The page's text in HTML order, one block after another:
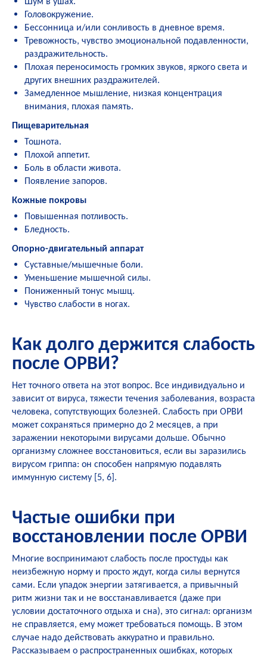
Головокружение.
Бессонница и/или сонливость в дневное время.
Тревожность, чувство эмоциональной подавленности,
раздражительность.
Плохая переносимость громких звуков, яркого света и
других внешних раздражителей.
Замедленное мышление, низкая концентрация
внимания, плохая память.
Пищеварительная
Тошнота.
Плохой аппетит.
Боль в области живота.
Появление запоров.
Кожные покровы
Повышенная потливость.
Бледность.
Опорно-двигательный аппарат
Суставные/мышечные боли.
Уменьшение мышечной силы.
Пониженный тонус мышц.
Чувство слабости в ногах.
Как долго держится слабость
после ОРВИ?
Нет точного ответа на этот вопрос. Все индивидуально и
зависит от вируса, тяжести течения заболевания, возраста
человека, сопутствующих болезней. Слабость при ОРВИ
может сохраняться примерно до 2 месяцев, а при
заражении некоторыми вирусами дольше. Обычно
организму сложнее восстановиться, если вы заразились
вирусом гриппа: он способен напрямую подавлять
иммунную систему [5, 6].
Частые ошибки при
восстановлении после ОРВИ
Многие воспринимают слабость после простуды как
неизбежную норму и просто ждут, когда силы вернутся
сами. Если упадок энергии затягивается, а привычный
ритм жизни так и не восстанавливается (даже при
условии достаточного отдыха и сна), это сигнал: организм
не справляется, ему может требоваться помощь. В этом
случае надо действовать аккуратно и правильно.
Рассказываем о распространенных ошибках, которых